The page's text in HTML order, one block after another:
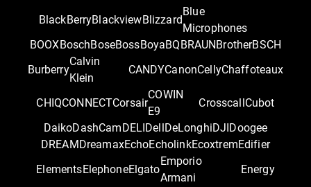
BlackBerryBlackviewBlizzard
Blue
Microphones
BOOXBoschBoseBossBoyaBQ BRAUN BrotherBSCH
Burberry
Calvin
Klein
CANDYCanonCellyChaffoteaux
CHIQCONNECTCorsair
COWIN
E9
Crosscall Cubot
DaikoDashCam DELI Dell DeLonghiDJI Doogee
DREAM DreamaxEchoEcholinkEcoxtremEdifier
ElementsElephoneElgato
Emporio
Armani
Energy